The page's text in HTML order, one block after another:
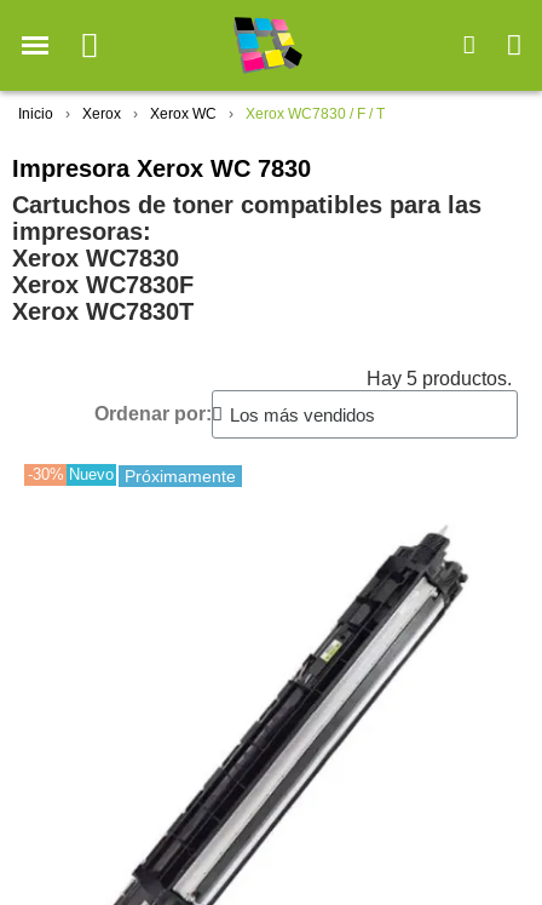
Inicio Xerox Xerox WC Xerox WC7830 / F / T
Impresora Xerox WC 7830
Cartuchos de toner compatibles para las
impresoras:
Xerox WC7830
Xerox WC7830F
Xerox WC7830T
Hay 5 productos.
Ordenar por:
-30% Nuevo Próximamente